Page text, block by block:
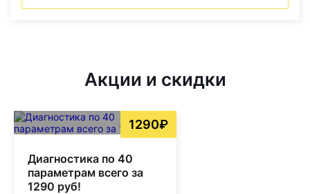
Акции и скидки
1290₽
Диагностика по 40
параметрам всего за
1290 руб!